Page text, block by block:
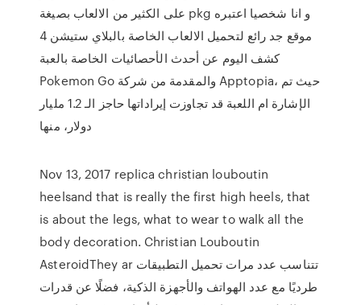
على الكثير من الالعاب بصيغة pkg و انا شخصيا اعتبره
موقع جد رائع لتحميل الالعاب الخاصة بالبلاي ستيشن 4
كشف اليوم عن أحدث الأحصائيات الخاصة بالعبة
Pokemon Go والمقدمة من شركة Apptopia، حيث تم
الإشارة ام اللعبة قد تجاوزت إيراداتها حاجز الـ 1.2 مليار
دولار، منها
Nov 13, 2017 replica christian louboutin
heelsand that is really the first high heels, that
is about the legs, what to wear to walk all the
body decoration. Christian Louboutin
AsteroidThey ar تتناسب عدد مرات تحميل التطبيقات
طرديًا مع عدد الهواتف والأجهزة الذكية، فضلًا عن قدرات